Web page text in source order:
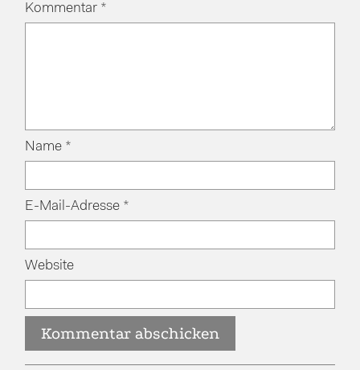
Kommentar *
Name *
E-Mail-Adresse *
Website